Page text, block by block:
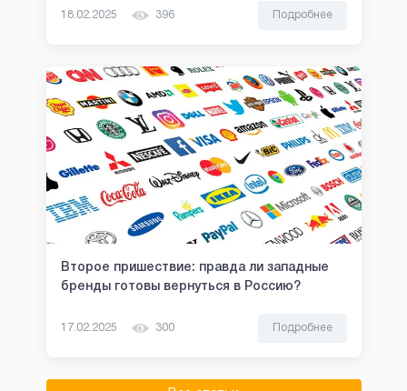
18.02.2025 396 Подробнее
Второе пришествие: правда ли западные
бренды готовы вернуться в Россию?
17.02.2025 300 Подробнее